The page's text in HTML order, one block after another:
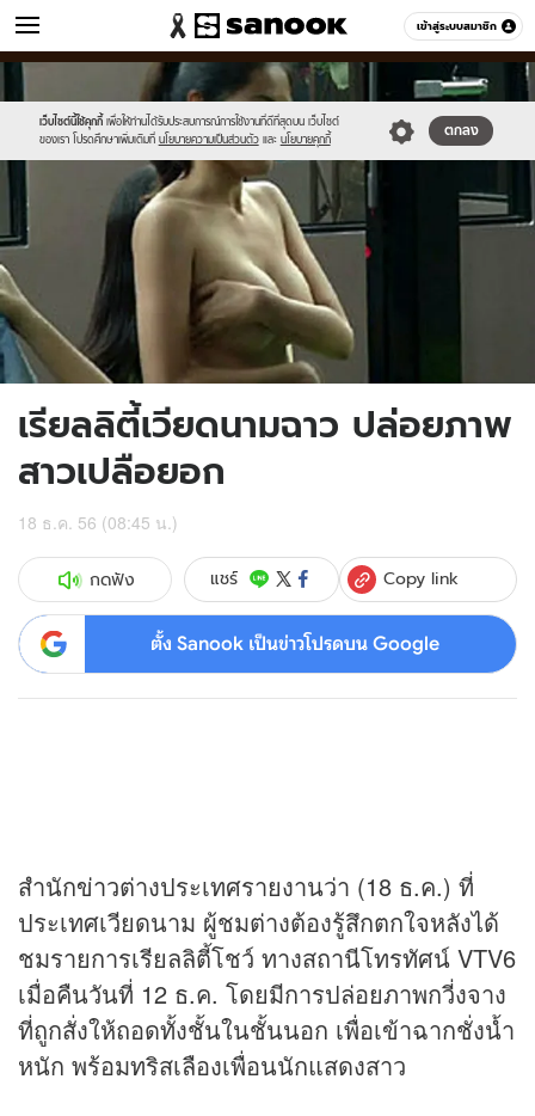
เข้าสู่ระบบสมาชิก
ข่าว หมวดอื่นๆ
เว็บไซต์นี้ใช้คุกกี้ เพื่อให้ท่านได้รับประสบการณ์การใช้งานที่ดีที่สุดบน เว็บไซต์
ของเรา โปรดศึกษาเพิ่มเติมที่ นโยบายความเป็นส่วนตัว และ นโยบายคุกกี้
ตกลง
Sanook
//s.isanook.com/sr/0/images/logo-
new-
sanook.png
600
60
//s.isanook.com/ns/0/ud/270/1354808/2.jpg
เรียลลิตี้เวียดนามฉาว ปล่อยภาพ
สาวเปลือยอก
18 ธ.ค. 56 (08:45 น.)
กดฟัง แชร์ Copy link
ตั้ง Sanook เป็นข่าวโปรดบน Google
สำนักข่าวต่างประเทศรายงานว่า (18 ธ.ค.) ที่
ประเทศเวียดนาม ผู้ชมต่างต้องรู้สึกตกใจหลังได้
ชมรายการเรียลลิตี้โชว์ ทางสถานีโทรทัศน์ VTV6
เมื่อคืนวันที่ 12 ธ.ค. โดยมีการปล่อยภาพกวี่งจาง
ที่ถูกสั่งให้ถอดทั้งชั้นในชั้นนอก เพื่อเข้าฉากชั่งน้ำ
หนัก พร้อมทริสเลืองเพื่อนนักแสดงสาว